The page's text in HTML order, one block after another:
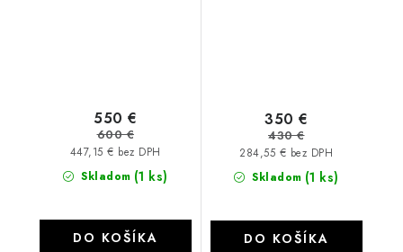
Skladom (1 ks)
447,15 € bez DPH
550 €
600 €
DO KOŠÍKA
Skladom (1 ks)
284,55 € bez DPH
350 €
430 €
DO KOŠÍKA